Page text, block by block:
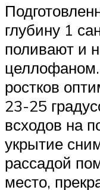
глубину 1
поливают и
ростков
23-25
всходов на
укрытие
рассадой
место,